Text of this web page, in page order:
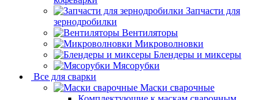
Запчасти для
зернодробилки
Вентиляторы
Микроволновки
Блендеры и миксеры
Мясорубки
Все для сварки
Маски сварочные